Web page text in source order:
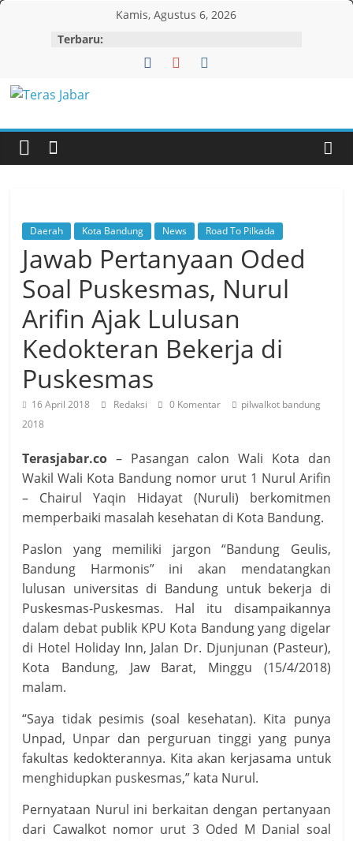
Skip
Kamis, Agustus 6, 2026
Terbaru:
Teras
Jabar
Daerah Kota Bandung News Road To Pilkada
Jawab Pertanyaan Oded
Soal Puskesmas, Nurul
Arifin Ajak Lulusan
Kedokteran Bekerja di
Puskesmas
16 April 2018 Redaksi 0 Komentar
pilwalkot bandung
2018
Terasjabar.co – Pasangan calon Wali Kota dan
Wakil Wali Kota Bandung nomor urut 1 Nurul Arifin
– Chairul Yaqin Hidayat (Nuruli) berkomitmen
memperbaiki masalah kesehatan di Kota Bandung.
Paslon yang memiliki jargon “Bandung Geulis,
Bandung Harmonis” ini akan mendatangkan
lulusan universitas di Bandung untuk bekerja di
Puskesmas-Puskesmas. Hal itu disampaikannya
dalam debat publik KPU Kota Bandung yang digelar
di Hotel Holiday Inn, Jalan Dr. Djunjunan (Pasteur),
Kota Bandung, Jaw Barat, Minggu (15/4/2018)
malam.
“Saya tidak pesimis (soal kesehatan). Kita punya
Unpad, Unpar dan perguruan tinggi yang punya
fakultas kedokterannya. Kita akan kerjasama untuk
menghidupkan puskesmas,” kata Nurul.
Pernyataan Nurul ini berkaitan dengan pertanyaan
dari Cawalkot nomor urut 3 Oded M Danial soal